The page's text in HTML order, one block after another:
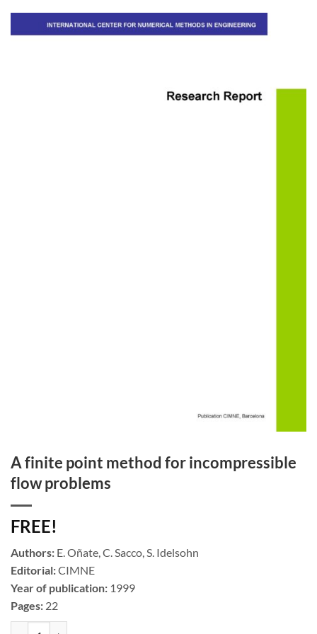
A finite point method for incompressible
flow problems
FREE!
Authors: E. Oñate, C. Sacco, S. Idelsohn
Editorial:CIMNE
Year of publication: 1999
Pages: 22